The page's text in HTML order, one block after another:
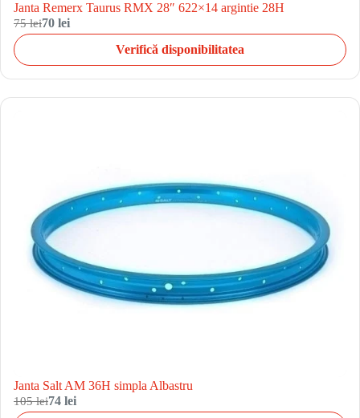
Janta Remerx Taurus RMX 28″ 622×14 argintie 28H
75 lei70 lei
Verifică disponibilitatea
Janta Salt AM 36H simpla Albastru
105 lei74 lei